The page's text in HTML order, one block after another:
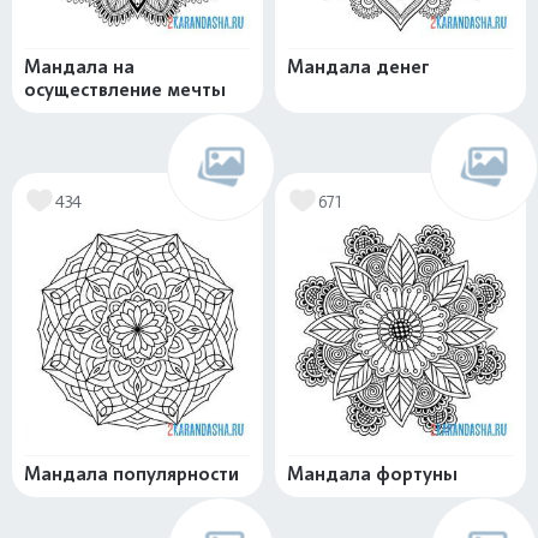
Мандала на
осуществление мечты
Мандала денег
434
Мандала популярности
671
Мандала фортуны